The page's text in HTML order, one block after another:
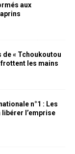
aux
de « Tchoukoutou
frottent les mains
n°1 : Les
l’emprise